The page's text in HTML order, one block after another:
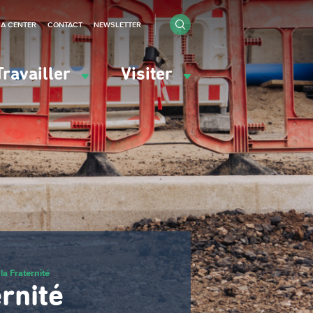
Visiter
CENTER CONTACT NEWSLETTER
Fraternité